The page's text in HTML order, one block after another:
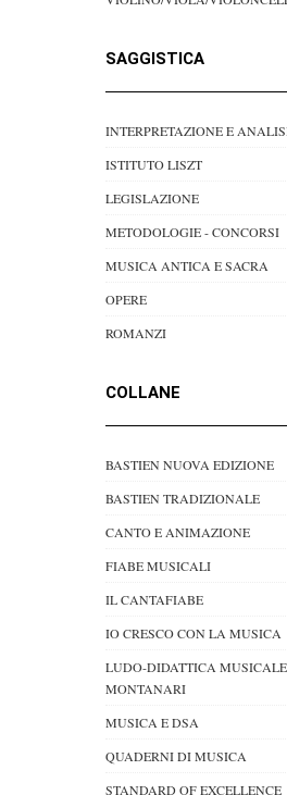
SAGGISTICA
INTERPRETAZIONE E
ISTITUTO LISZT
LEGISLAZIONE
METODOLOGIE - CONCORSI
MUSICA ANTICA E SACRA
OPERE
ROMANZI
COLLANE
BASTIEN NUOVA EDIZIONE
BASTIEN TRADIZIONALE
CANTO E ANIMAZIONE
FIABE MUSICALI
IL CANTAFIABE
IO CRESCO CON LA MUSICA
LUDO-DIDATTICA
MONTANARI
MUSICA E DSA
QUADERNI DI MUSICA
STANDARD OF EXCELLENCE